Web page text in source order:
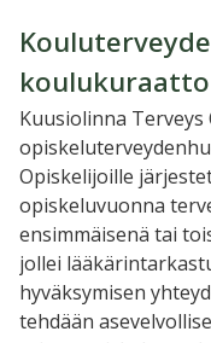
Kuusiolinna Terveys
Opiskelijoille
opiskeluvuonna
ensimmäisenä tai
jollei
hyväksymisen
tehdään